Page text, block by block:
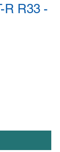
R R33 -